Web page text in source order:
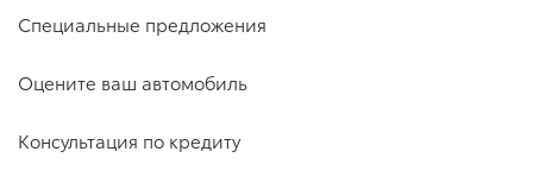
Специальные предложения
Оцените ваш автомобиль
Консультация по кредиту